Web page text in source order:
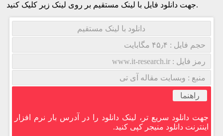
جهت دانلود فایل با لینک مستقیم بر روی لینک زیر کلیک کنید.
دانلود با لینک مستقیم
حجم فایل : ۴۵٫۴ مگابایت
رمز فایل : www.it-research.ir
منبع : وبسایت مقاله آی تی
راهنما
جهت دانلود سریع تر، لینک دانلود را در آدرس بار نرم افزار
اینترنت دانلود منیجر کپی کنید.